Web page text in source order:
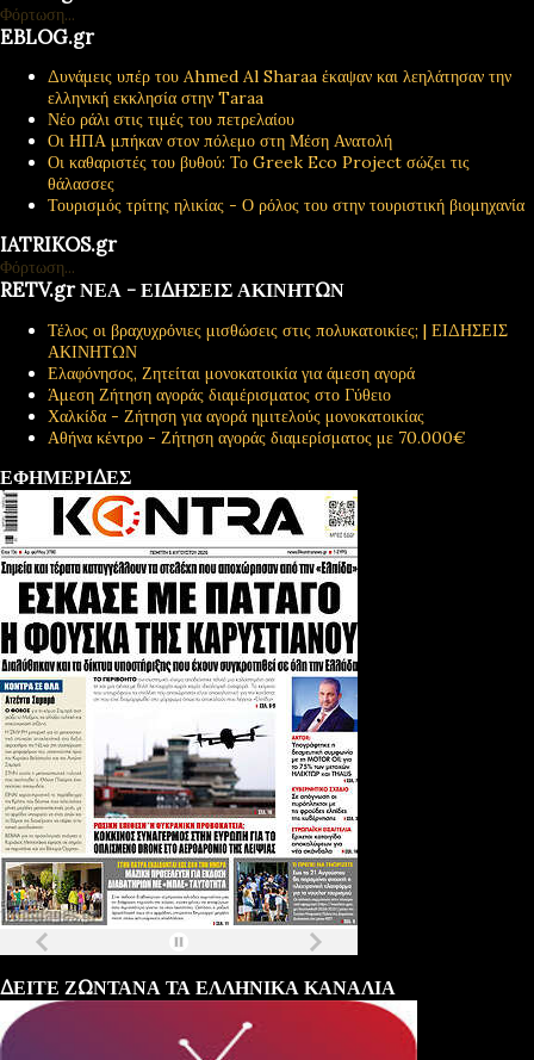
Φόρτωση...
EBLOG.gr
Δυνάμεις υπέρ του Ahmed Al Sharaa έκαψαν και λεηλάτησαν την
ελληνική εκκλησία στην Taraa
Νέο ράλι στις τιμές του πετρελαίου
Οι ΗΠΑ μπήκαν στον πόλεμο στη Μέση Ανατολή
Οι καθαριστές του βυθού: Το Greek Eco Project σώζει τις
θάλασσες
Τουρισμός τρίτης ηλικίας - Ο ρόλος του στην τουριστική βιομηχανία
IATRIKOS.gr
Φόρτωση...
RETV.gr ΝΕΑ - ΕΙΔΗΣΕΙΣ ΑΚΙΝΗΤΩΝ
Τέλος οι βραχυχρόνιες μισθώσεις στις πολυκατοικίες; | ΕΙΔΗΣΕΙΣ
ΑΚΙΝΗΤΩΝ
Ελαφόνησος, Ζητείται μονοκατοικία για άμεση αγορά
Άμεση Ζήτηση αγοράς διαμέρισματος στο Γύθειο
Χαλκίδα - Ζήτηση για αγορά ημιτελούς μονοκατοικίας
Αθήνα κέντρο - Ζήτηση αγοράς διαμερίσματος με 70.000€
ΕΦΗΜΕΡΙΔΕΣ
ΔΕΙΤΕ ΖΩΝΤΑΝΑ ΤΑ ΕΛΛΗΝΙΚΑ ΚΑΝΑΛΙΑ